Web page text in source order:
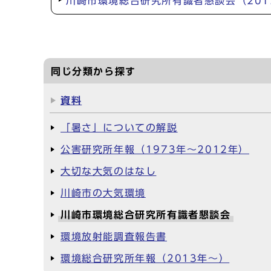
同じ分類から探す
資料
「暑さ」についての解説
公害研究所年報（1973年～2012年）
大切な大気のはなし
川崎市の大気環境
川崎市環境総合研究所有識者懇談会
環境放射能調査報告書
環境総合研究所年報（2013年～）